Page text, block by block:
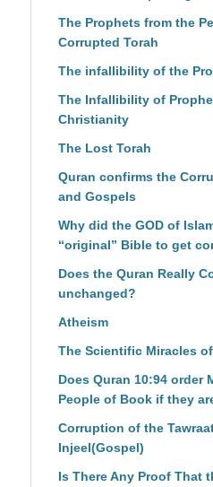
The Prophets from the
Corrupted Torah
The infallibility of the
The Infallibility of
Christianity
The Lost Torah
Quran confirms the
and Gospels
Why did the GOD of
“original” Bible to get
Does the Quran Really
unchanged?
Atheism
The Scientific Miracles of
Does Quran 10:94 order
People of Book if they
Corruption of the
Injeel(Gospel)
Is There Any Proof That